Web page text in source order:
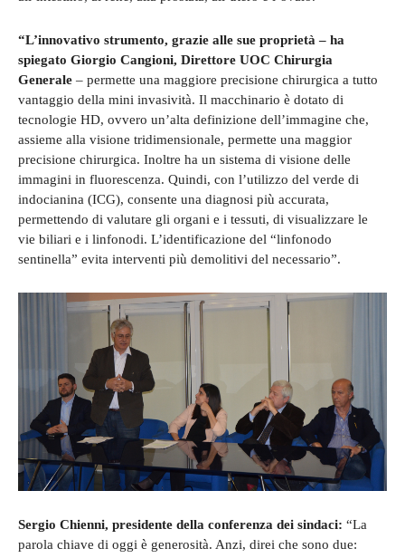
“L’innovativo strumento, grazie alle sue proprietà – ha
spiegato Giorgio Cangioni, Direttore UOC Chirurgia
Generale – permette una maggiore precisione chirurgica a tutto
vantaggio della mini invasività. Il macchinario è dotato di
tecnologie HD, ovvero un’alta definizione dell’immagine che,
assieme alla visione tridimensionale, permette una maggior
precisione chirurgica. Inoltre ha un sistema di visione delle
immagini in fluorescenza. Quindi, con l’utilizzo del verde di
indocianina (ICG), consente una diagnosi più accurata,
permettendo di valutare gli organi e i tessuti, di visualizzare le
vie biliari e i linfonodi. L’identificazione del “linfonodo
sentinella” evita interventi più demolitivi del necessario”.
Sergio Chienni, presidente della conferenza dei sindaci: “La
parola chiave di oggi è generosità. Anzi, direi che sono due: